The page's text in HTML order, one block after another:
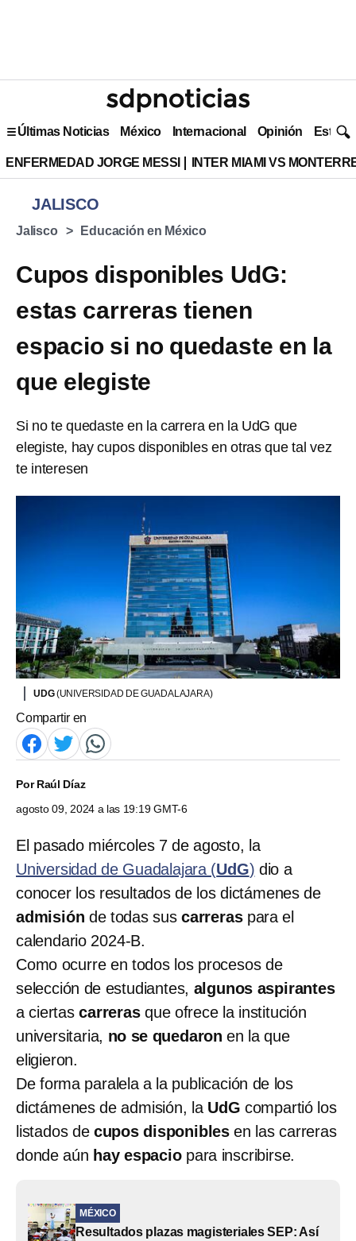
Últimas Noticias México Internacional Opinión Estilo
ENFERMEDAD JORGE MESSI INTER MIAMI VS
JALISCO
Jalisco Educación en México
Cupos disponibles UdG:
estas carreras tienen
espacio si no quedaste en la
que elegiste
Si no te quedaste en la carrera en la UdG que
elegiste, hay cupos disponibles en otras que tal vez
te interesen
UDG(UNIVERSIDAD DE GUADALAJARA)
Compartir en
PorRaúl Díaz
agosto 09, 2024 a las 19:19 GMT-6
El pasado miércoles 7 de agosto, la
Universidad de Guadalajara (UdG) dio a
conocer los resultados de los dictámenes de
admisión de todas suscarreraspara el
calendario 2024-B.
Como ocurre en todos los procesos de
selección de estudiantes, algunos aspirantes
a ciertascarrerasque ofrece la institución
universitaria, no se quedaron en la que
eligieron.
De forma paralela a la publicación de los
dictámenes de admisión, la UdG compartió los
listados de cupos disponibles en las carreras
donde aún hay espaciopara inscribirse.
MÉXICO
Resultados plazas magisteriales SEP: Así